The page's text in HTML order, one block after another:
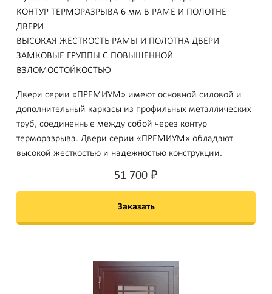
КОНТУР ТЕРМОРАЗРЫВА 6 мм В РАМЕ И ПОЛОТНЕ
ДВЕРИ
ВЫСОКАЯ ЖЕСТКОСТЬ РАМЫ И ПОЛОТНА ДВЕРИ
ЗАМКОВЫЕ ГРУППЫ С ПОВЫШЕННОЙ
ВЗЛОМОСТОЙКОСТЬЮ
Двери серии «ПРЕМИУМ» имеют основной силовой и
дополнительный каркасы из профильных металлических
труб, соединенные между собой через контур
терморазрыва. Двери серии «ПРЕМИУМ» обладают
высокой жесткостью и надежностью конструкции.
51 700 ₽
Заказать